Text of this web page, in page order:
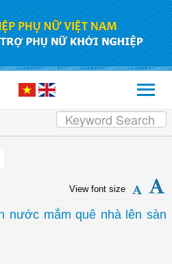
View font size
nước mắm quê nhà lên sàn